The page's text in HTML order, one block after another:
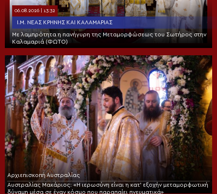
06.08.2026 | 13:32
Ι.Μ. ΝΈΑΣ ΚΡΉΝΗΣ ΚΑΙ ΚΑΛΑΜΑΡΙΆΣ
Με λαμπρότητα η πανήγυρη της Μεταμορφώσεως του Σωτήρος στην
Καλαμαριά (ΦΩΤΟ)
Αρχιεπισκοπή Αυστραλίας
Αυστραλίας Μακάριος: «Η ιερωσύνη είναι η κατ’ εξοχήν μεταμορφωτική
δύναμη μέσα σε έναν κόσμο που παραπαίει πνευματικά»